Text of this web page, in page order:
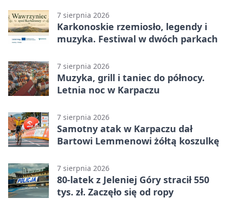
7 sierpnia 2026
Karkonoskie rzemiosło, legendy i
muzyka. Festiwal w dwóch parkach
7 sierpnia 2026
Muzyka, grill i taniec do północy.
Letnia noc w Karpaczu
7 sierpnia 2026
Samotny atak w Karpaczu dał
Bartowi Lemmenowi żółtą koszulkę
7 sierpnia 2026
80-latek z Jeleniej Góry stracił 550
tys. zł. Zaczęło się od ropy